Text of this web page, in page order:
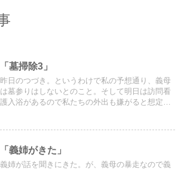
「墓掃除3」
昨日のつづき。というわけで私の予想通り、義母
は墓参りはしないとのこと。そして明日は訪問看
護入浴があるので私たちの外出も嫌がると想定さ
「義姉がきた」
義姉が話を聞きにきた。が、義母の暴走なので義